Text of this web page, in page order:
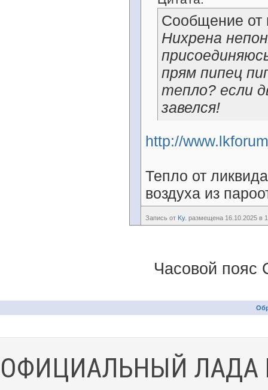
Сообщение от
Нихрена
прям пипец
тепло? если
завелся!
http://
Тепло от
воздуха из
Запись от Ky. размещена 16.10.2025 в
Часовой пояс
ОФИЦИАЛЬНЫЙ ЛАДА